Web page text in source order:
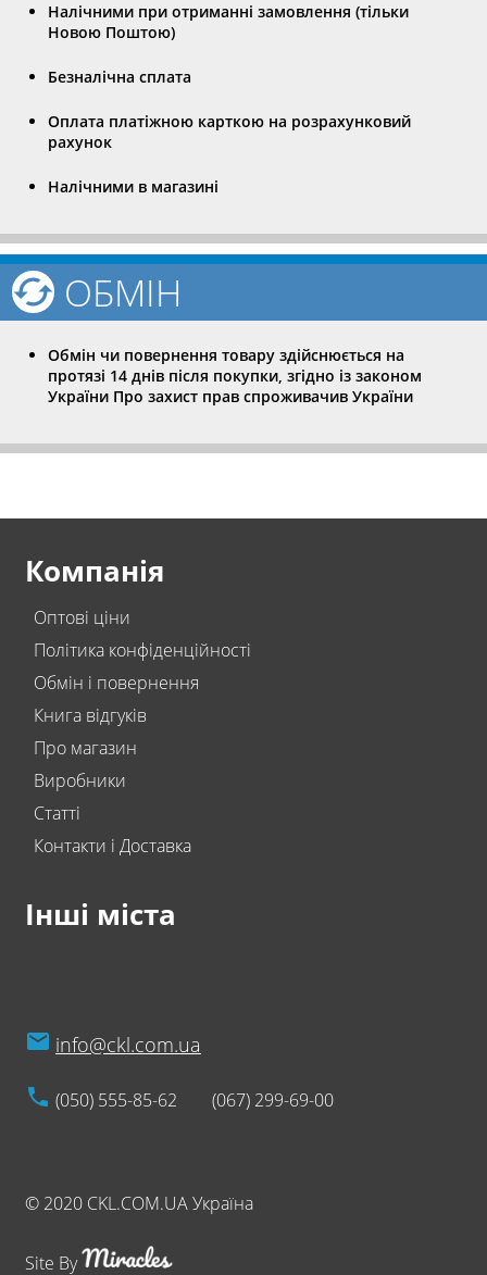
Налічними при отриманні замовлення (тільки
Новою Поштою)
Безналічна сплата
Оплата платіжною карткою на розрахунковий
рахунок
Налічними в магазині
ОБМІН
Обмін чи повернення товару здійснюється на
протязі 14 днів після покупки, згідно із законом
України Про захист прав спроживачив України
Компанія
Оптові ціни
Політика конфіденційності
Обмін і повернення
Книга відгуків
Про магазин
Виробники
Статті
Контакти і Доставка
Інші міста
info@ckl.com.ua
(050) 555-85-62 (067) 299-69-00
© 2020 CKL.COM.UA Україна
Site By